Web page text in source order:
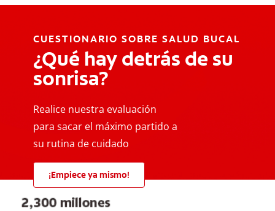
CUESTIONARIO SOBRE SALUD BUCAL
¿Qué hay detrás de su
sonrisa?
Realice nuestra evaluación
para sacar el máximo partido a
su rutina de cuidado
¡Empiece ya mismo!